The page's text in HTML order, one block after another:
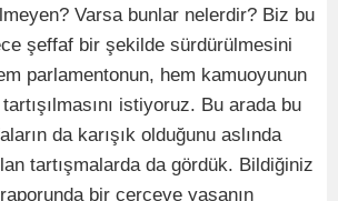
Varsa bunlar nelerdir? Biz bu
şeffaf bir şekilde sürdürülmesini
parlamentonun, hem kamuoyunun
istiyoruz. Bu arada bu
da karışık olduğunu aslında
tartışmalarda da gördük. Bildiğiniz
bir çerçeve yasanın